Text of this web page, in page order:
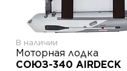
В наличии
Моторная лодка
СОЮЗ-340 AIRDECK